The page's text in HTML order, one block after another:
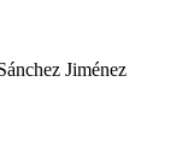
Jiménez